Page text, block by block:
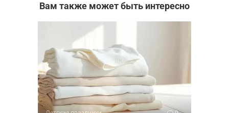
Вам также может быть интересно